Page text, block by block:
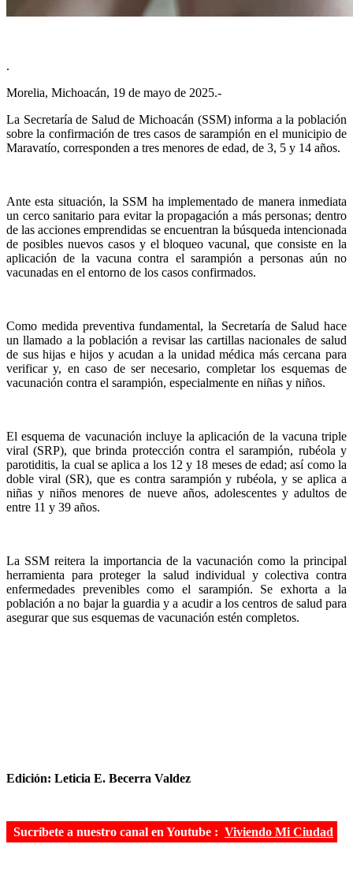
.
Morelia, Michoacán, 19 de mayo de 2025.-
La Secretaría de Salud de Michoacán (SSM) informa a la población
sobre la confirmación de tres casos de sarampión en el municipio de
Maravatío, corresponden a tres menores de edad, de 3, 5 y 14 años.
Ante esta situación, la SSM ha implementado de manera inmediata
un cerco sanitario para evitar la propagación a más personas; dentro
de las acciones emprendidas se encuentran la búsqueda intencionada
de posibles nuevos casos y el bloqueo vacunal, que consiste en la
aplicación de la vacuna contra el sarampión a personas aún no
vacunadas en el entorno de los casos confirmados.
Como medida preventiva fundamental, la Secretaría de Salud hace
un llamado a la población a revisar las cartillas nacionales de salud
de sus hijas e hijos y acudan a la unidad médica más cercana para
verificar y, en caso de ser necesario, completar los esquemas de
vacunación contra el sarampión, especialmente en niñas y niños.
El esquema de vacunación incluye la aplicación de la vacuna triple
viral (SRP), que brinda protección contra el sarampión, rubéola y
parotiditis, la cual se aplica a los 12 y 18 meses de edad; así como la
doble viral (SR), que es contra sarampión y rubéola, y se aplica a
niñas y niños menores de nueve años, adolescentes y adultos de
entre 11 y 39 años.
La SSM reitera la importancia de la vacunación como la principal
herramienta para proteger la salud individual y colectiva contra
enfermedades prevenibles como el sarampión. Se exhorta a la
población a no bajar la guardia y a acudir a los centros de salud para
asegurar que sus esquemas de vacunación estén completos.
Edición: Leticia E. Becerra Valdez
Sucríbete a nuestro canal en Youtube : Viviendo Mi Ciudad